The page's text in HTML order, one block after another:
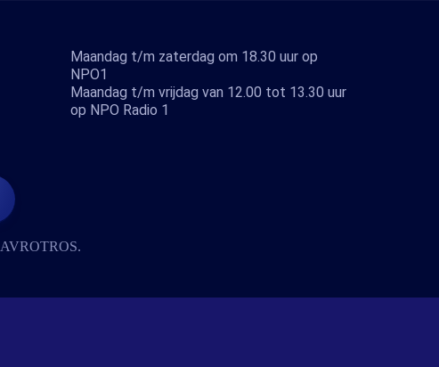
Maandag t/m zaterdag om 18.30 uur op
NPO1
Maandag t/m vrijdag van 12.00 tot 13.30 uur
op NPO Radio 1
AVROTROS.